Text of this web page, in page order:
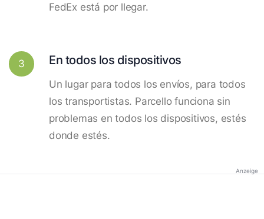
FedEx está por llegar.
3 En todos los dispositivos
Un lugar para todos los envíos, para todos
los transportistas. Parcello funciona sin
problemas en todos los dispositivos, estés
donde estés.
Anzeige